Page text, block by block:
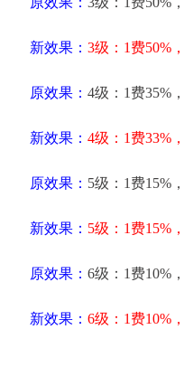
新效果：3级：1费50%
原效果：4级：1费35%
新效果：4级：1费33%
原效果： 5级：1费15%
新效果： 5级：1费15%
原效果：6级：1费10%
新效果：6级：1费10%